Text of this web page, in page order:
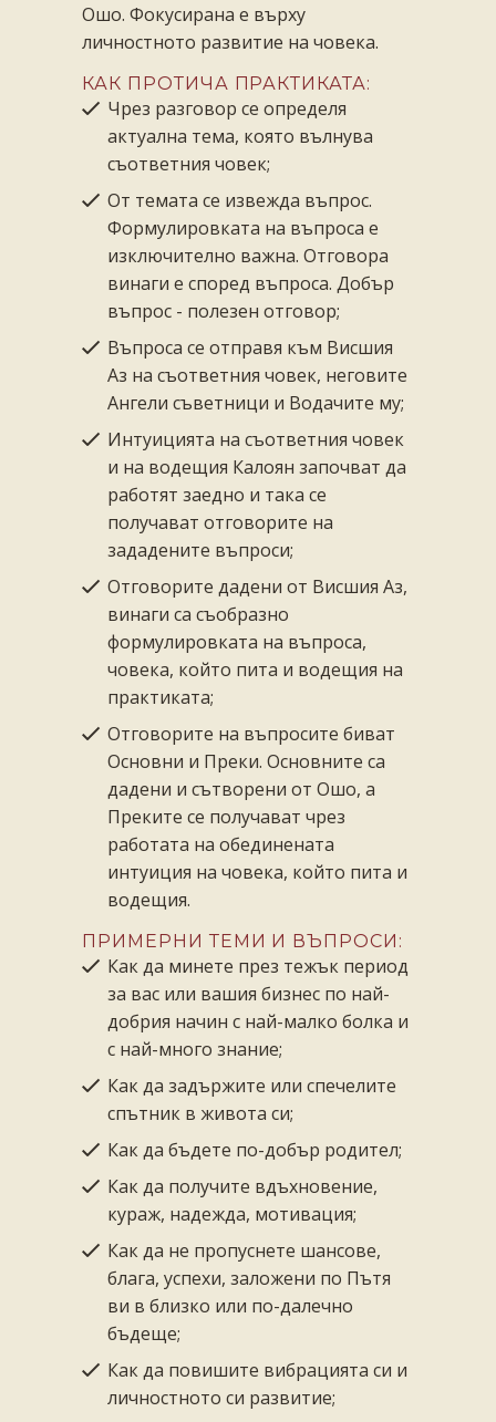
Ошо. Фокусирана е върху
личностното развитие на човека.
КАК ПРОТИЧА ПРАКТИКАТА:
Чрез разговор се определя
актуална тема, която вълнува
съответния човек;
От темата се извежда въпрос.
Формулировката на въпроса е
изключително важна. Отговора
винаги е според въпроса. Добър
въпрос - полезен отговор;
Въпроса се отправя към Висшия
Аз на съответния човек, неговите
Ангели съветници и Водачите му;
Интуицията на съответния човек
и на водещия Калоян започват да
работят заедно и така се
получават отговорите на
зададените въпроси;
Отговорите дадени от Висшия Аз,
винаги са съобразно
формулировката на въпроса,
човека, който пита и водещия на
практиката;
Отговорите на въпросите биват
Основни и Преки. Основните са
дадени и сътворени от Ошо, а
Преките се получават чрез
работата на обединената
интуиция на човека, който пита и
водещия.
ПРИМЕРНИ ТЕМИ И ВЪПРОСИ:
Как да минете през тежък период
за вас или вашия бизнес по най-
добрия начин с най-малко болка и
с най-много знание;
Как да задържите или спечелите
спътник в живота си;
Как да бъдете по-добър родител;
Как да получите вдъхновение,
кураж, надежда, мотивация;
Как да не пропуснете шансове,
блага, успехи, заложени по Пътя
ви в близко или по-далечно
бъдеще;
Как да повишите вибрацията си и
личностното си развитие;